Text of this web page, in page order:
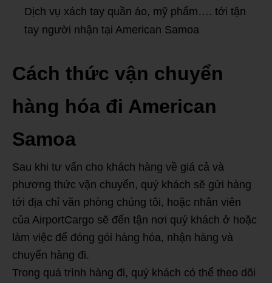
Dịch vụ xách tay quần áo, mỹ phẩm…. tới tận
tay người nhận tại American Samoa
Cách thức vận chuyển
hàng hóa đi American
Samoa
Sau khi tư vấn cho khách hàng về giá cả và
phương thức vận chuyển, quý khách sẽ gửi hàng
tới địa chỉ văn phòng chúng tôi, hoặc nhân viên
của AirportCargo sẽ đến tận nơi quý khách ở hoặc
làm việc để đóng gói hàng hóa, nhận hàng và
chuyển hàng đi.
Trong quá trình hàng đi, quý khách có thể theo dõi